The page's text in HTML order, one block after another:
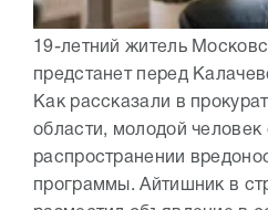
19-летний житель
предстанет перед
Как рассказали в
области, молодой человек
распространении
программы. Айтишник в